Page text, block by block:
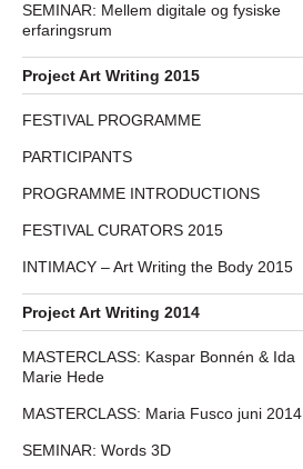
SEMINAR: Mellem digitale og fysiske
erfaringsrum
Project Art Writing 2015
FESTIVAL PROGRAMME
PARTICIPANTS
PROGRAMME INTRODUCTIONS
FESTIVAL CURATORS 2015
INTIMACY – Art Writing the Body 2015
Project Art Writing 2014
MASTERCLASS: Kaspar Bonnén & Ida
Marie Hede
MASTERCLASS: Maria Fusco juni 2014
SEMINAR: Words 3D